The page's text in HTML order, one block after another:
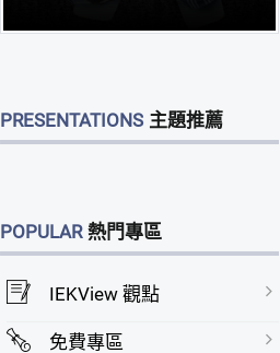
PRESENTATIONS 主題推薦
POPULAR 熱門專區
IEKView 觀點
免費專區